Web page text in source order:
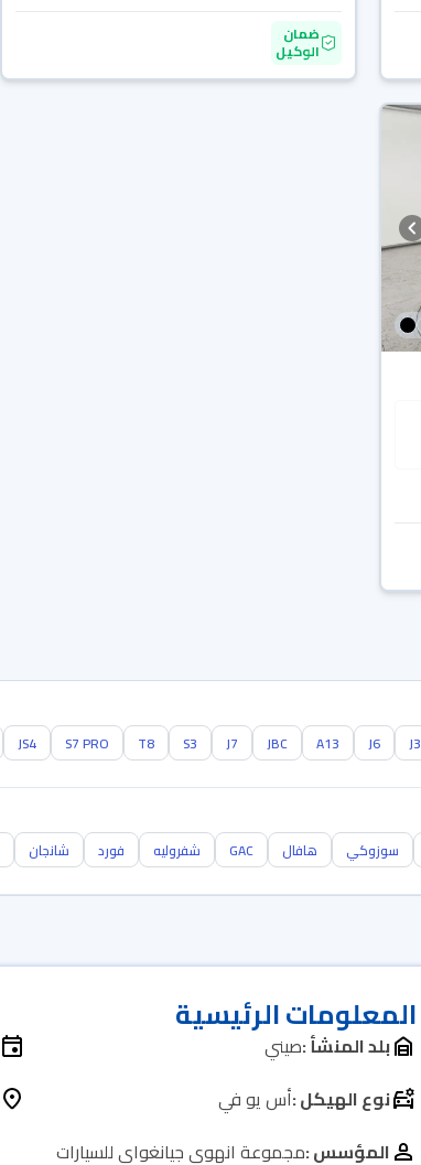
ضمان
الوكيل
J3
J6
A13
JBC
J7
S3
T8
S7 PRO
JS4
سوزوكي هافال GAC شفروليه فورد شانجان
المعلومات الرئيسية
بلد المنشأ :صيني
نوع الهيكل :أس يو في
المؤسس :مجموعة انهوى جيانغواي للسيارات